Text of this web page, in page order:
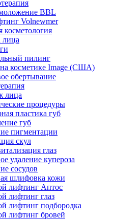
BBL
Volnewmer
косметология
лица
пилинг
косметике Image (США)
обертывание
лица
процедуры
пластика губ
губ
пигментации
скул
глаз
удаление купероза
сосудов
шлифовка кожи
лифтинг Аптос
лифтинг глаз
лифтинг подбородка
лифтинг бровей